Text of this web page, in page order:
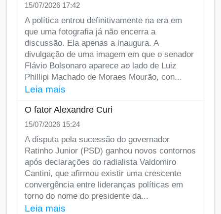
15/07/2026 17:42
A política entrou definitivamente na era em
que uma fotografia já não encerra a
discussão. Ela apenas a inaugura. A
divulgação de uma imagem em que o senador
Flávio Bolsonaro aparece ao lado de Luiz
Phillipi Machado de Moraes Mourão, con...
Leia mais
O fator Alexandre Curi
15/07/2026 15:24
A disputa pela sucessão do governador
Ratinho Junior (PSD) ganhou novos contornos
após declarações do radialista Valdomiro
Cantini, que afirmou existir uma crescente
convergência entre lideranças políticas em
torno do nome do presidente da...
Leia mais